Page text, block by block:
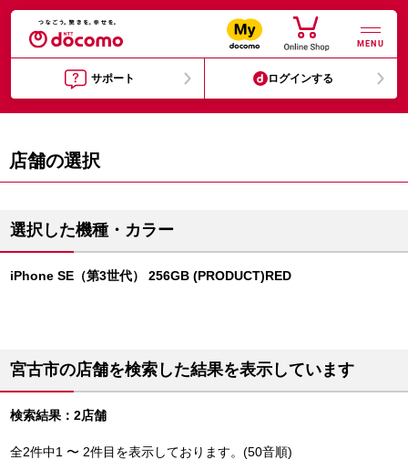
MENU
サポート ログインする
店舗の選択
選択した機種・カラー
iPhone SE（第3世代） 256GB (PRODUCT)RED
宮古市の店舗を検索した結果を表示しています
検索結果：2店舗
全2件中1 〜 2件目を表示しております。(50音順)